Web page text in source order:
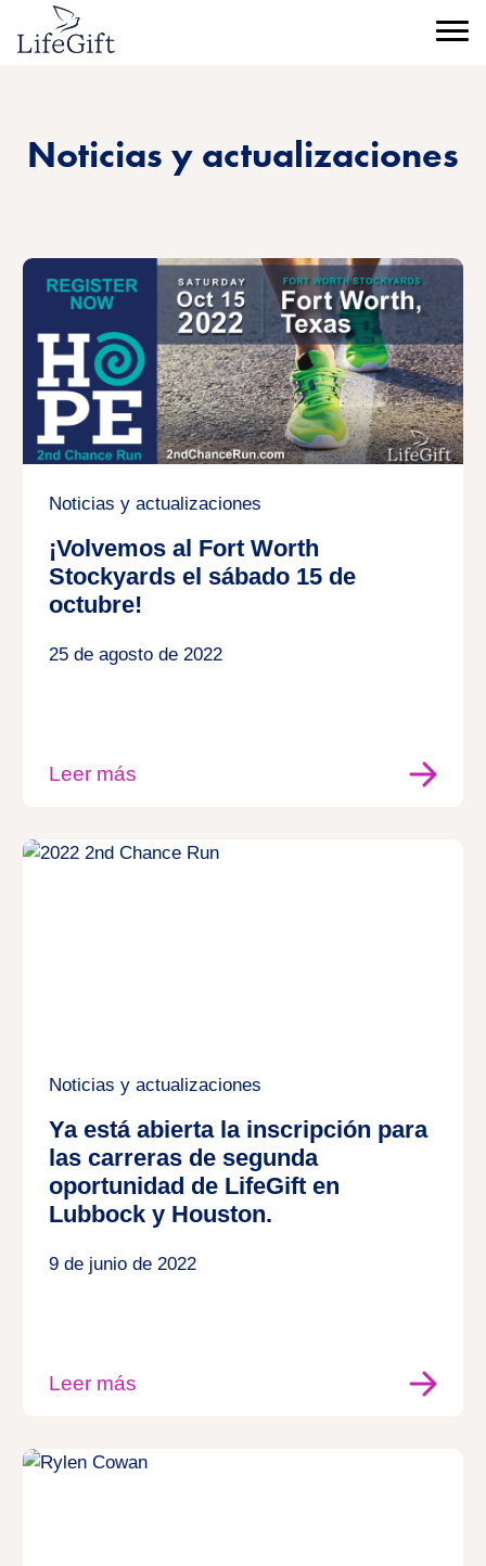
contenido
principal
Menú
Noticias y actualizaciones
Noticias y actualizaciones
¡Volvemos al Fort Worth
Stockyards el sábado 15 de
octubre!
25 de agosto de 2022
Leer más
Noticias y actualizaciones
Ya está abierta la inscripción para
las carreras de segunda
oportunidad de LifeGift en
Lubbock y Houston.
9 de junio de 2022
Leer más